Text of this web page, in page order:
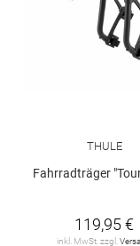
THULE
Fahrradträger
119,95 €
inkl. MwSt. zzgl.